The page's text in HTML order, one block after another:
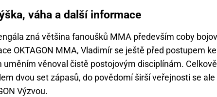
váha a další informace
zná většina fanoušků MMA především coby
OKTAGON MMA, Vladimír se ještě před postupem
uměním věnoval čistě postojovým disciplínám.
dvou set zápasů, do povědomí širší veřejnosti se
Výzvou.